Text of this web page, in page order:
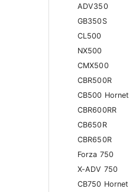
ADV350
GB350S
CL500
NX500
CMX500
CBR500R
CB500 Hornet
CBR600RR
CB650R
CBR650R
Forza 750
X-ADV 750
CB750 Hornet